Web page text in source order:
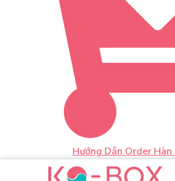
Hướng Dẫn Order Hàn